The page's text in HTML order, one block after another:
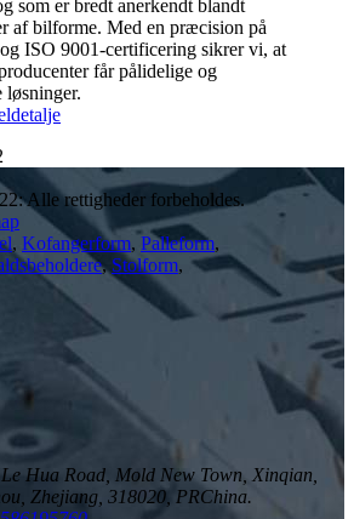
​​som er bredt anerkendt blandt
af bilforme. Med en præcision på
ISO 9001-certificering sikrer vi, at
får pålidelige og
løsninger.
detalje
Alle rettigheder forbeholdes.
, Kofangerform, Palleform,
, Stolform,
Hua Road, Mold New Town, Xinqian,
Zhejiang, 318020, PRChina.